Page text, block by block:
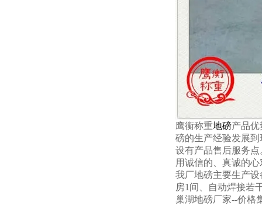
鹰衡称重地磅产品
磅的生产经验发展
设有产品售后服务
用诚信的、真诚的
我厂地磅主要生产
房1间、自动焊接若
巢湖地磅厂家--价格